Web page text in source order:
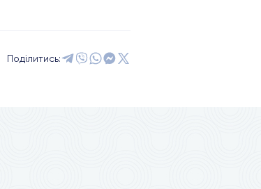
Поділитись: